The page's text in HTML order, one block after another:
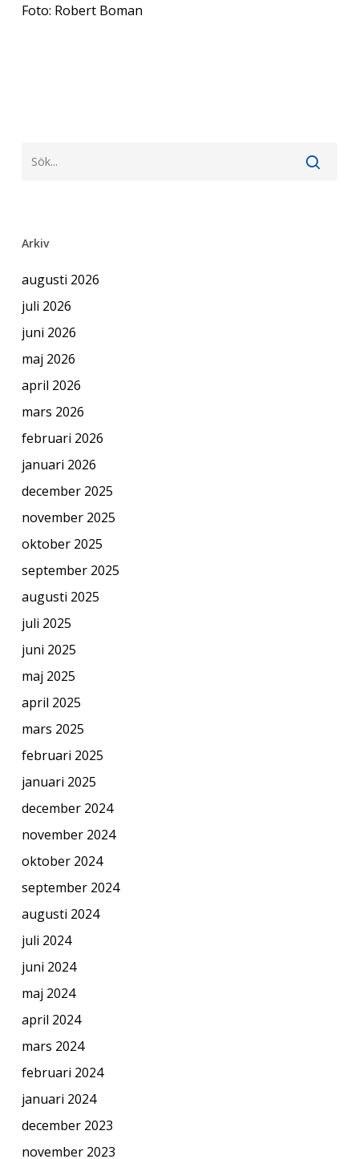
Foto: Robert Boman
Arkiv
augusti 2026
juli 2026
juni 2026
maj 2026
april 2026
mars 2026
februari 2026
januari 2026
december 2025
november 2025
oktober 2025
september 2025
augusti 2025
juli 2025
juni 2025
maj 2025
april 2025
mars 2025
februari 2025
januari 2025
december 2024
november 2024
oktober 2024
september 2024
augusti 2024
juli 2024
juni 2024
maj 2024
april 2024
mars 2024
februari 2024
januari 2024
december 2023
november 2023